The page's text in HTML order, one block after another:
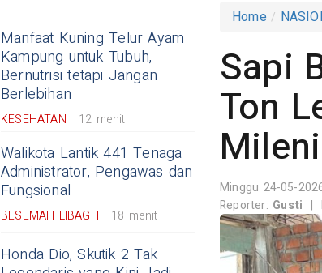
Manfaat Kuning Telur Ayam
Kampung untuk Tubuh,
Bernutrisi tetapi Jangan
Berlebihan
KESEHATAN 12 menit
Walikota Lantik 441 Tenaga
Administrator, Pengawas dan
Fungsional
BESEMAH LIBAGH 18 menit
Honda Dio, Skutik 2 Tak
Home
Sapi
Ton
Minggu 24-05-
Reporter: Gusti |